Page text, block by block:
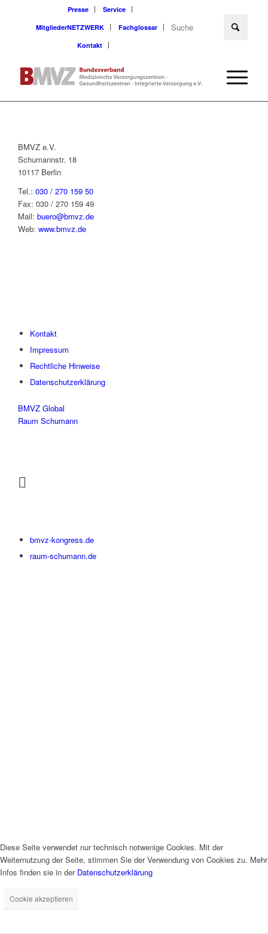
Presse
Service
MitgliederNETZWERK
Fachglossar
Kontakt
BMVZ e.V.
Schumannstr. 18
10117 Berlin
Tel.: 030 / 270 159 50
Fax: 030 / 270 159 49
Mail: buero@bmvz.de
Web: www.bmvz.de
Kontakt
Impressum
Rechtliche Hinweise
Datenschutzerklärung
BMVZ Global
Raum Schumann
bmvz-kongress.de
raum-schumann.de
Diese Seite verwendet nur technisch notwenige Cookies. Mit der
Weiternutzung der Seite, stimmen Sie der Verwendung von Cookies zu. Mehr
Infos finden sie in der Datenschutzerklärung
Cookie akzeptieren